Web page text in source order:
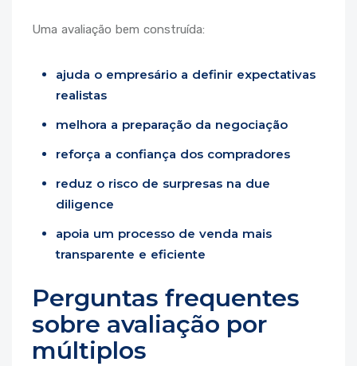
Uma avaliação bem construída:
ajuda o empresário a definir expectativas
realistas
melhora a preparação da negociação
reforça a confiança dos compradores
reduz o risco de surpresas na due
diligence
apoia um processo de venda mais
transparente e eficiente
Perguntas frequentes
sobre avaliação por
múltiplos